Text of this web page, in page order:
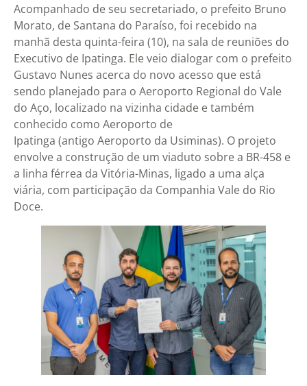
Acompanhado de seu secretariado, o prefeito Bruno
Morato, de Santana do Paraíso, foi recebido na
manhã desta quinta-feira (10), na sala de reuniões do
Executivo de Ipatinga. Ele veio dialogar com o prefeito
Gustavo Nunes acerca do novo acesso que está
sendo planejado para o Aeroporto Regional do Vale
do Aço, localizado na vizinha cidade e também
conhecido como Aeroporto de
Ipatinga (antigo Aeroporto da Usiminas). O projeto
envolve a construção de um viaduto sobre a BR-458 e
a linha férrea da Vitória-Minas, ligado a uma alça
viária, com participação da Companhia Vale do Rio
Doce.